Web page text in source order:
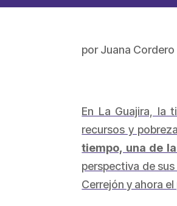
porJuana Cordero
En La Guajira, la
recursos y
tiempo, una de
perspectiva de
Cerrejón y ahora